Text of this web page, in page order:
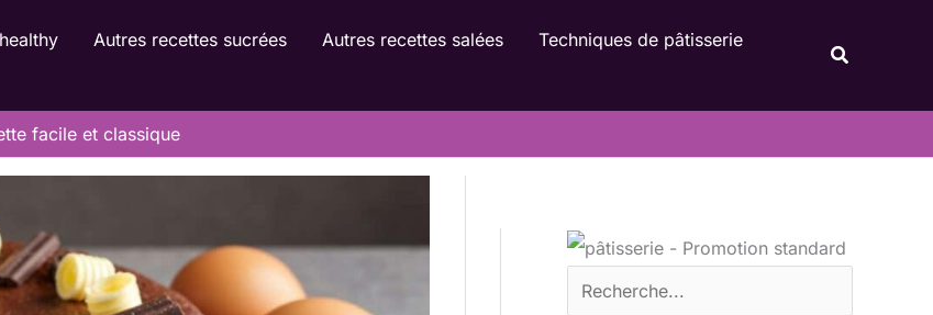
Autres recettes sucrées Autres recettes salées
Techniques de pâtisserie
facile et classique